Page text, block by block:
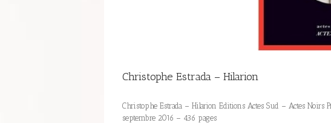
Christophe Estrada – Hilarion
Christophe Estrada – Hilarion Editions Actes Sud – Actes
septembre 2016 – 436 pages